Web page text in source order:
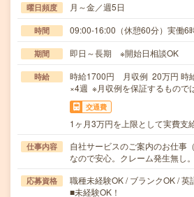
曜日頻度 月～金／週5日
時間 09:00-16:00（休憩60分）実働6
期間 即日～長期 ※開始日相談OK
時給
時給1700円 月収例 20万円 時
×4週 ※月収例を保証するもので
交通費
1ヶ月3万円を上限として実費支
仕事内容
自社サービスのご案内のお仕事
なので安心。クレーム発生無し
応募資格
職種未経験OK / ブランクOK / 英
■未経験OK！